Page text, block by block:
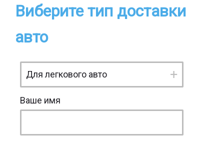
Виберите тип доставки
авто
Ваше имя